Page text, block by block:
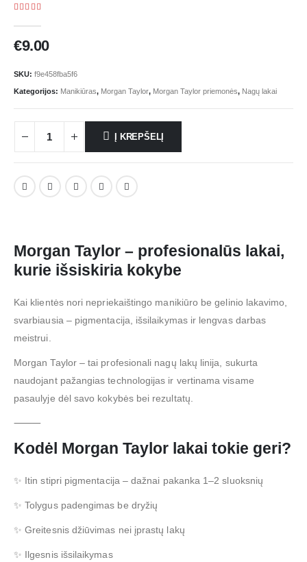
€9.00
SKU: f9e458fba5f6
Kategorijos: Manikiūras, Morgan Taylor, Morgan Taylor priemonės, Nagų lakai
Į KREPŠELĮ
Morgan Taylor – profesionalūs lakai,
kurie išsiskiria kokybe
Kai klientės nori nepriekaištingo manikiūro be gelinio lakavimo,
svarbiausia – pigmentacija, išsilaikymas ir lengvas darbas
meistrui.
Morgan Taylor – tai profesionali nagų lakų linija, sukurta
naudojant pažangias technologijas ir vertinama visame
pasaulyje dėl savo kokybės bei rezultatų.
⸻
Kodėl Morgan Taylor lakai tokie geri?
✨ Itin stipri pigmentacija – dažnai pakanka 1–2 sluoksnių
✨ Tolygus padengimas be dryžių
✨ Greitesnis džiūvimas nei įprastų lakų
✨ Ilgesnis išsilaikymas